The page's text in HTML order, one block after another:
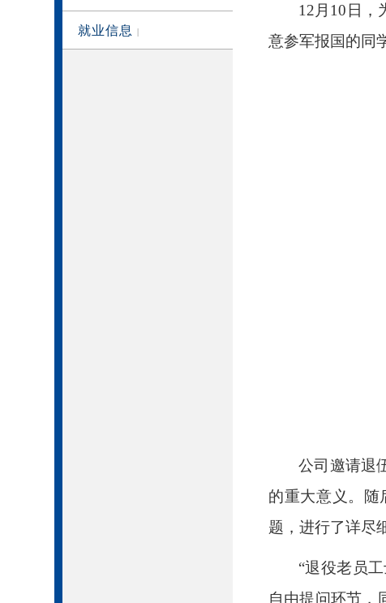
就业信息 |
12月10日，
意参军报国的同
公司邀请退
的重大意义。随
题，进行了详尽
“退役老员
自由提问环节，